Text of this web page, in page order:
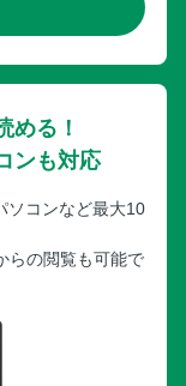
める！
ンも対応
ソコンなど最大10
らの閲覧も可能で